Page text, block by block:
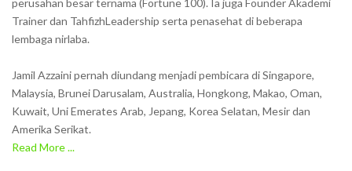
perusahan besar ternama (Fortune 100). Ia juga Founder Akademi
Trainer dan TahfizhLeadership serta penasehat di beberapa
lembaga nirlaba.
Jamil Azzaini pernah diundang menjadi pembicara di Singapore,
Malaysia, Brunei Darusalam, Australia, Hongkong, Makao, Oman,
Kuwait, Uni Emerates Arab, Jepang, Korea Selatan, Mesir dan
Amerika Serikat.
Read More ...